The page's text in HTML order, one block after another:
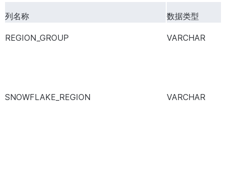
列名称 数据类型
REGION_GROUP VARCHAR
SNOWFLAKE_REGION VARCHAR